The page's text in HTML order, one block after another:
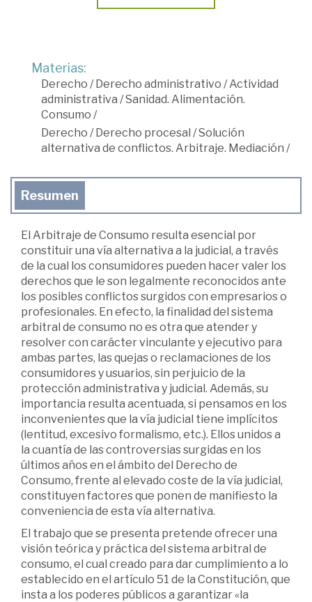
Materias:
Derecho /Derecho administrativo /Actividad
administrativa /Sanidad. Alimentación.
Consumo /
Derecho /Derecho procesal /Solución
alternativa de conflictos. Arbitraje. Mediación /
Resumen
El Arbitraje de Consumo resulta esencial por
constituir una vía alternativa a la judicial, a través
de la cual los consumidores pueden hacer valer los
derechos que le son legalmente reconocidos ante
los posibles conflictos surgidos con empresarios o
profesionales. En efecto, la finalidad del sistema
arbitral de consumo no es otra que atender y
resolver con carácter vinculante y ejecutivo para
ambas partes, las quejas o reclamaciones de los
consumidores y usuarios, sin perjuicio de la
protección administrativa y judicial. Además, su
importancia resulta acentuada, si pensamos en los
inconvenientes que la vía judicial tiene implícitos
(lentitud, excesivo formalismo, etc.). Ellos unidos a
la cuantía de las controversias surgidas en los
últimos años en el ámbito del Derecho de
Consumo, frente al elevado coste de la vía judicial,
constituyen factores que ponen de manifiesto la
conveniencia de esta vía alternativa.
El trabajo que se presenta pretende ofrecer una
visión teórica y práctica del sistema arbitral de
consumo, el cual creado para dar cumplimiento a lo
establecido en el artículo 51 de la Constitución, que
insta a los poderes públicos a garantizar «la